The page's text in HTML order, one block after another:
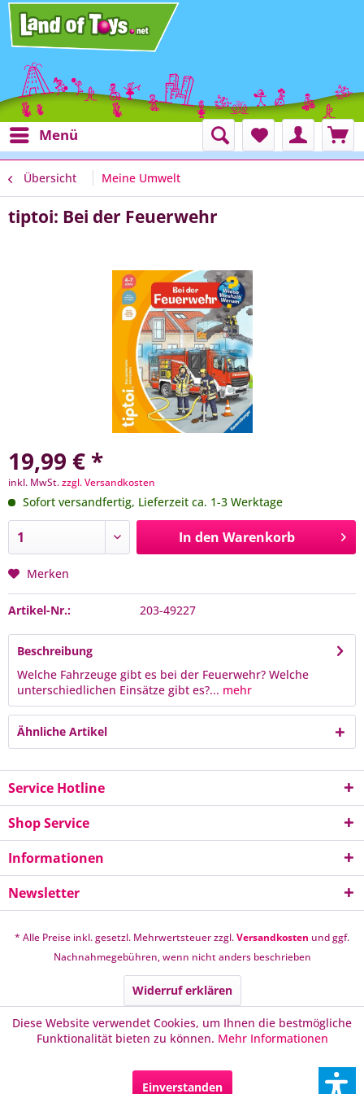
Menü
Übersicht Meine Umwelt
tiptoi: Bei der Feuerwehr
19,99 € *
inkl. MwSt.zzgl. Versandkosten
Sofort versandfertig, Lieferzeit ca. 1-3 Werktage
In den Warenkorb
Merken
Artikel-Nr.: 203-49227
Beschreibung
Welche Fahrzeuge gibt es bei der Feuerwehr? Welche
unterschiedlichen Einsätze gibt es?... mehr
Ähnliche Artikel
Service Hotline
Shop Service
Informationen
Newsletter
* Alle Preise inkl. gesetzl. Mehrwertsteuer zzgl.Versandkosten und ggf.
Nachnahmegebühren, wenn nicht anders beschrieben
Widerruf erklären
Diese Website verwendet Cookies, um Ihnen die bestmögliche
Funktionalität bieten zu können. Mehr Informationen
Einverstanden